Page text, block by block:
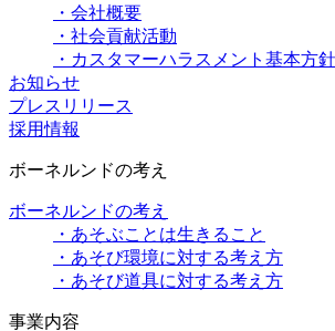
・会社概要
・社会貢献活動
・カスタマーハラスメント基本方針
お知らせ
プレスリリース
採用情報
ボーネルンドの考え
ボーネルンドの考え
・あそぶことは生きること
・あそび環境に対する考え方
・あそび道具に対する考え方
事業内容